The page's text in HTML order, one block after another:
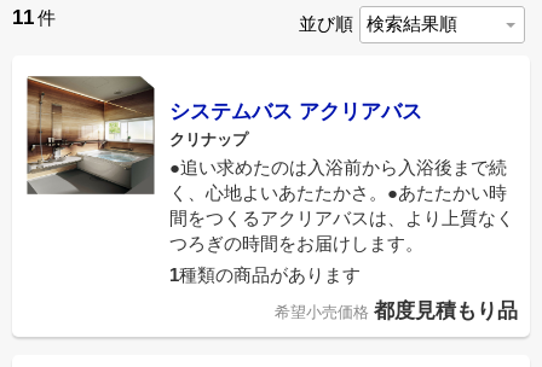
11件 並び順
システムバス アクリアバス
クリナップ
●追い求めたのは入浴前から入浴後まで続
く、心地よいあたたかさ。●あたたかい時
間をつくるアクリアバスは、より上質なく
つろぎの時間をお届けします。
1種類の商品があります
希望小売価格 都度見積もり品